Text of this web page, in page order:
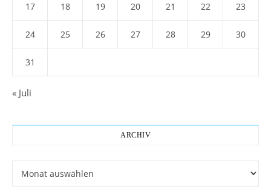
17 18 19 20 21 22 23
24 25 26 27 28 29 30
31
« Juli
ARCHIV